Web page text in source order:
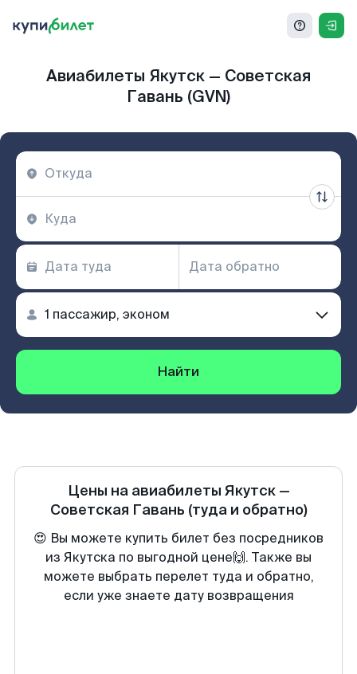
Авиабилеты Якутск — Советская
Гавань (GVN)
Найти
Цены на авиабилеты Якутск—
Советская Гавань (туда и обратно)
😍 Вы можете купить билет без посредников
из Якутска по выгодной цене🙌. Также вы
можете выбрать перелет туда и обратно,
если уже знаете дату возвращения